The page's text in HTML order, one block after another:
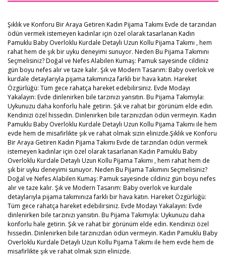
Şıklık ve Konforu Bir Araya Getiren Kadın Pijama Takımı Evde de tarzından
ödün vermek istemeyen kadınlar için özel olarak tasarlanan Kadın
Pamuklu Baby Overloklu Kurdale Detaylı Uzun Kollu Pijama Takımı , hem
rahat hem de şık bir uyku deneyimi sunuyor. Neden Bu Pijama Takımını
Seçmelisiniz? Doğal ve Nefes Alabilen Kumaş: Pamuk sayesinde cildiniz
gün boyu nefes alır ve taze kalır. Şık ve Modern Tasarım: Baby overlok ve
kurdale detaylarıyla pijama takımınıza farklı bir hava katın. Hareket
Özgürlüğü: Tüm gece rahatça hareket edebilirsiniz. Evde Modayı
Yakalayın: Evde dinlenirken bile tarzınızı yansıtın. Bu Pijama Takımıyla:
Uykunuzu daha konforlu hale getirin. Şık ve rahat bir görünüm elde edin.
Kendinizi özel hissedin. Dinlenirken bile tarzınızdan ödün vermeyin. Kadın
Pamuklu Baby Overloklu Kurdale Detaylı Uzun Kollu Pijama Takımı ile hem
evde hem de misafirlikte şık ve rahat olmak sizin elinizde.Şıklık ve Konforu
Bir Araya Getiren Kadın Pijama Takımı Evde de tarzından ödün vermek
istemeyen kadınlar için özel olarak tasarlanan Kadın Pamuklu Baby
Overloklu Kurdale Detaylı Uzun Kollu Pijama Takımı , hem rahat hem de
şık bir uyku deneyimi sunuyor. Neden Bu Pijama Takımını Seçmelisiniz?
Doğal ve Nefes Alabilen Kumaş: Pamuk sayesinde cildiniz gün boyu nefes
alır ve taze kalır. Şık ve Modern Tasarım: Baby overlok ve kurdale
detaylarıyla pijama takımınıza farklı bir hava katın. Hareket Özgürlüğü:
Tüm gece rahatça hareket edebilirsiniz. Evde Modayı Yakalayın: Evde
dinlenirken bile tarzınızı yansıtın. Bu Pijama Takımıyla: Uykunuzu daha
konforlu hale getirin. Şık ve rahat bir görünüm elde edin. Kendinizi özel
hissedin. Dinlenirken bile tarzınızdan ödün vermeyin. Kadın Pamuklu Baby
Overloklu Kurdale Detaylı Uzun Kollu Pijama Takımı ile hem evde hem de
misafirlikte şık ve rahat olmak sizin elinizde.